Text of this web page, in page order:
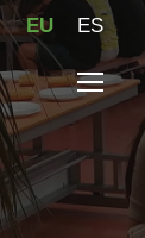
EU ES